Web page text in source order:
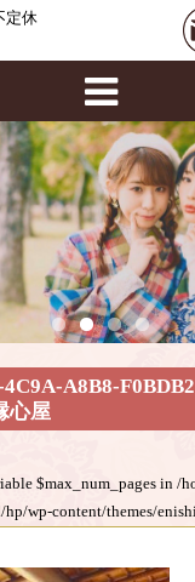
定休
A8B8-
心屋
$max_num_pages in/
wp-content/themes/